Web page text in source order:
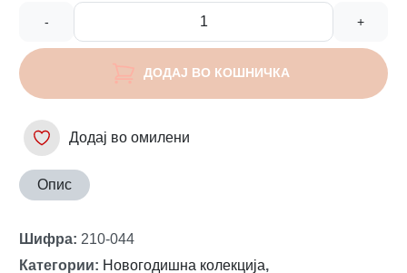
- +
ДОДАЈ ВО КОШНИЧКА
Додај во омилени
Опис
Шифра: 210-044
Категории: Новогодишна колекција,